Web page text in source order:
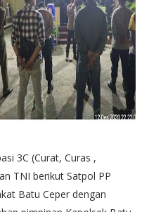
3C (Curat, Curas ,
TNI berikut Satpol PP
Batu Ceper dengan